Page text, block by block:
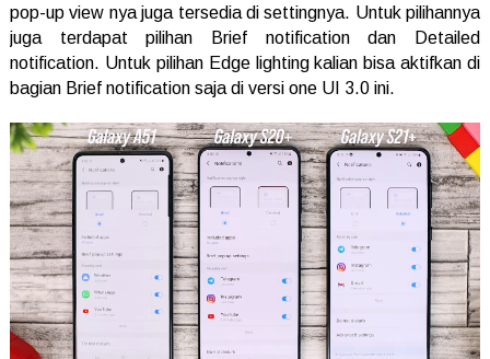
pop-up view nya juga tersedia di settingnya. Untuk pilihannya
juga terdapat pilihan Brief notification dan Detailed
notification. Untuk pilihan Edge lighting kalian bisa aktifkan di
bagian Brief notification saja di versi one UI 3.0 ini.